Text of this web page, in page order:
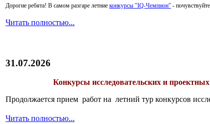
Дорогие ребята! В самом разгаре летние конкурсы "IQ-Чемпион" -
Читать полностью...
31.07.2026
Конкурсы исследовательских и
Продолжается прием работ на летний тур конкурсов
Читать полностью...